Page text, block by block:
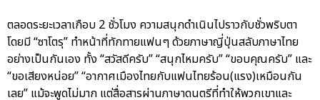
ตลอดระยะเวลาเกือบ 2 ชั่วโมง ความสนุกดำเนินไปราวกับชั่วพริบตา
โดยมี “ซาโตรุ” ทำหน้าที่ทักทายแฟนๆ ด้วยภาษาญี่ปุ่นสลับภาษาไทย
อย่างเป็นกันเอง ทั้ง “สวัสดีครับ” “สนุกไหมครับ” “ขอบคุณครับ” และ
“ขอเสียงหน่อย” “อากาศเมืองไทยกับแฟนไทยร้อน(แรง)เหมือนกัน
เลย” แม้จะพูดไม่มาก แต่สื่อสารผ่านภาษาดนตรีที่ทำให้พวกเขาและ